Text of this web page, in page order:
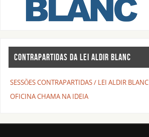
CONTRAPARTIDAS DA LEI ALDIR BLANC
SESSÕES CONTRAPARTIDAS / LEI ALDIR BLANC
OFICINA CHAMA NA IDEIA